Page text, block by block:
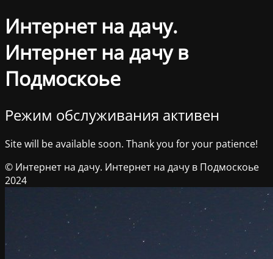
Интернет на дачу.
Интернет на дачу в
Подмоскоье
Режим обслуживания активен
Site will be available soon. Thank you for your patience!
© Интернет на дачу. Интернет на дачу в Подмоскоье
2024